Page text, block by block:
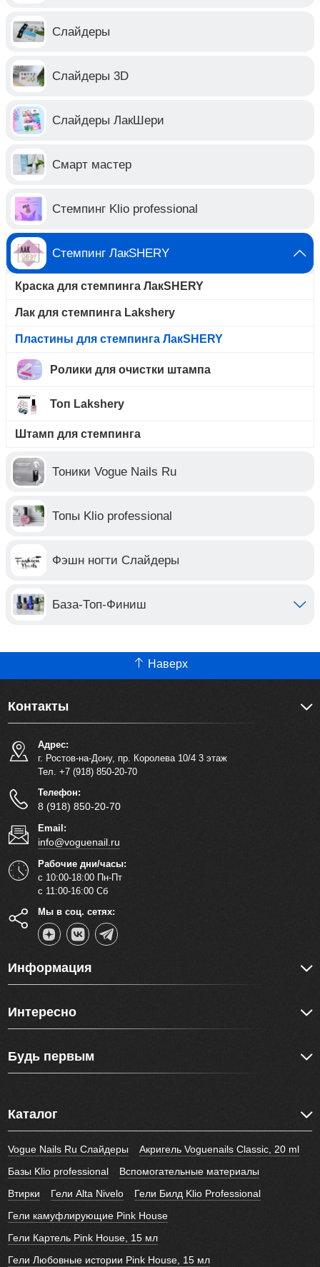
Слайдеры
Слайдеры 3D
Слайдеры ЛакШери
Смарт мастер
Стемпинг Klio professional
Стемпинг ЛакSHERY
Краска для стемпинга ЛакSHERY
Лак для стемпинга Lakshery
Пластины для стемпинга ЛакSHERY
Ролики для очистки штампа
Топ Lakshery
Штамп для стемпинга
Тоники Vogue Nails Ru
Топы Klio professional
Фэшн ногти Слайдеры
База-Топ-Финиш
Наверх
Контакты
Адрес:
г. Ростов-на-Дону, пр. Королева 10/4 3 этаж
Тел. +7 (918) 850-20-70
Телефон:
8 (918) 850-20-70
Email:
info@voguenail.ru
Рабочие дни/часы:
с 10:00-18:00 Пн-Пт
с 11:00-16:00 Сб
Мы в соц. сетях:
Информация
Интересно
Будь первым
Каталог
Vogue Nails Ru Слайдеры
Акригель Voguenails Classic, 20 ml
Базы Klio professional
Вспомогательные материалы
Втирки
Гели Alta Nivelo
Гели Билд Klio Professional
Гели камуфлирующие Pink House
Гели Картель Pink House, 15 мл
Гели Любовные истории Pink House, 15 мл